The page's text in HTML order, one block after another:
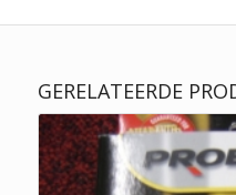
GERELATEERDE